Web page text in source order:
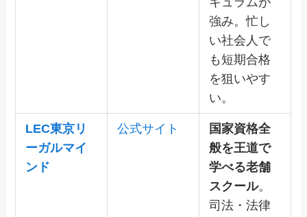
強み。忙し
い社会人で
も短期合格
を狙いやす
い。
LEC東京リ
ーガルマイ
ンド
公式サイト
国家資格全
般を王道で
学べる老舗
スクール。
司法・法律